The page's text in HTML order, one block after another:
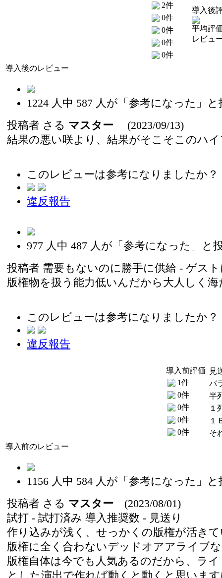
2件
0件
0件
0件
0件
導入後
平均評
レビュ
導入後のレビュー
1224 人中 587 人が「参考になった」
投稿者 さる マスター (2023/09/13)
結果の悪い咲より、結果がそこそこのハ
このレビューは参考になりましたか？
違反報告
977 人中 487 人が「参考になった」と
投稿者 需要もないのに勝手に供給 - ゲス
版権物を扱う能力低いんだから大人しく
このレビューは参考になりましたか？
違反報告
導入前評価
1件
0件
0件
0件
0件
見
バ
半
１
１
そ
導入前のレビュー
1156 人中 584 人が「参考になった」
投稿者 さる マスター (2023/08/01)
試打 - 試打済み 導入推奨数 - 見送り
作り込みが浅く、せっかくの版権が活き
版権に全く合わないデッドオアアライブ
版権自体は今でも人気あるのだから、ラ
とした演出で作れば動くと動くと思いま